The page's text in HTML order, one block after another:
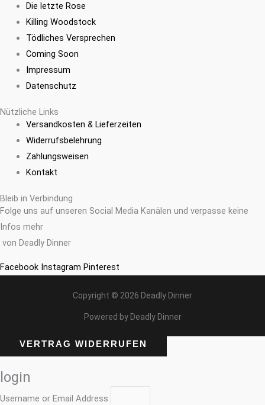
Die letzte Rose
Killing Woodstock
Tödliches Versprechen
Coming Soon
Impressum
Datenschutz
Nützliche Links
Versandkosten & Lieferzeiten
Widerrufsbelehrung
Zahlungsweisen
Kontakt
Bleib in Verbindung
Folge uns auf unseren Social Media Kanälen und verpasse keine
Infos mehr
von Deadly Dinner
Facebook Instagram Pinterest
Copyright © 2026 Deadly Dinner
Powered by Deadly Dinner
VERTRAG WIDERRUFEN
login
Username or Email Address